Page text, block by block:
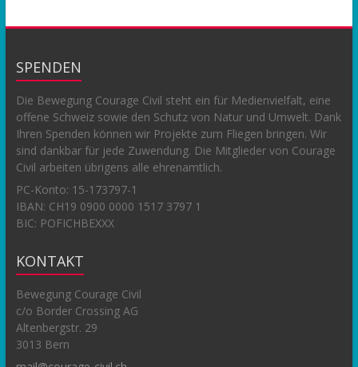
SPENDEN
Die Bewegung Courage Civil steht ein für Medienvielfalt, eine
offene Schweiz sowie den Schutz von Natur und Umwelt. Dank
Ihren Spenden können wir Projekte zum Fliegen bringen. Wir
sind dankbar für jede Zuwendung. Die Mitglieder von Courage
Civil arbeiten übrigens alle ehrenamtlich.
PC-Konto: 15-173797-1
IBAN: CH19 0900 0000 1517 3797 1
BIC: POFICHBEXXX
KONTAKT
Bewegung Courage Civil
c/o Border Crossing AG
Altenbergstr. 29
3013 Bern